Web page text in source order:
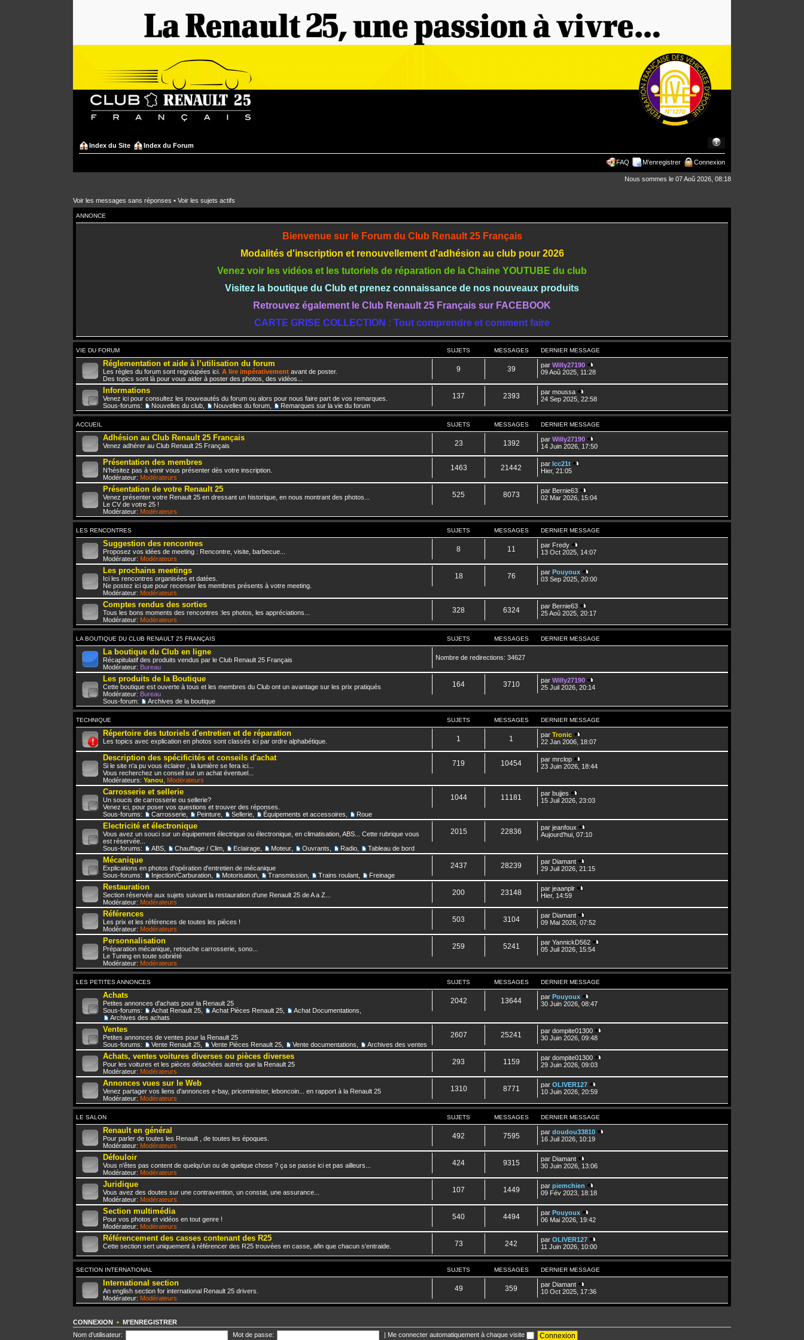
Index du Site Index du Forum
FAQ M’enregistrer Connexion
Nous sommes le 07 Aoû 2026, 08:18
Voir les messages sans réponses • Voir les sujets actifs
ANNONCE
Bienvenue sur le Forum du Club Renault 25 Français
Modalités d'inscription et renouvellement d'adhésion au club pour 2026
Venez voir les vidéos et les tutoriels de réparation de la Chaine YOUTUBE du club
Visitez la boutique du Club et prenez connaissance de nos nouveaux produits
Retrouvez également le Club Renault 25 Français sur FACEBOOK
CARTE GRISE COLLECTION : Tout comprendre et comment faire
VIE DU FORUM SUJETS MESSAGES DERNIER MESSAGE
Réglementation et aide à l’utilisation du forum
Les règles du forum sont regroupées ici. A lire impérativement avant de poster.
Des topics sont là pour vous aider à poster des photos, des vidéos...
9 39 parWilly27190
09 Aoû 2025, 11:28
Informations
Venez ici pour consultez les nouveautés du forum ou alors pour nous faire part de vos remarques.
Sous-forums:
Nouvelles du club Nouvelles du forum Remarques sur la vie du forum
137 2393 parmoussa
24 Sep 2025, 22:58
ACCUEIL SUJETS MESSAGES DERNIER MESSAGE
Adhésion au Club Renault 25 Français
Venez adhérer au Club Renault 25 Français 23 1392 parWilly27190
14 Juin 2026, 17:50
Présentation des membres
N'hésitez pas à venir vous présenter dès votre inscription.
Modérateur: Modérateurs
1463 21442 parlcc21t
Hier, 21:05
Présentation de votre Renault 25
Venez présenter votre Renault 25 en dressant un historique, en nous montrant des photos...
Le CV de votre 25 !
Modérateur: Modérateurs
525 8073 par Bernie63
02 Mar 2026, 15:04
LES RENCONTRES SUJETS MESSAGES DERNIER MESSAGE
Suggestion des rencontres
Proposez vos idées de meeting : Rencontre, visite, barbecue...
Modérateur: Modérateurs
8 11 par Fredy
13 Oct 2025, 14:07
Les prochains meetings
Ici les rencontres organisées et datées.
Ne postez ici que pour recenser les membres présents à votre meeting.
Modérateur: Modérateurs
18 76 parPouyoux
03 Sep 2025, 20:00
Comptes rendus des sorties
Tous les bons moments des rencontres :les photos, les appréciations...
Modérateur: Modérateurs
328 6324 par Bernie63
25 Aoû 2025, 20:17
LA BOUTIQUE DU CLUB RENAULT 25 FRANÇAIS SUJETS MESSAGES DERNIER MESSAGE
La boutique du Club en ligne
Récapitulatif des produits vendus par le Club Renault 25 Français
Modérateur: Bureau
Nombre de redirections: 34627
Les produits de la Boutique
Cette boutique est ouverte à tous et les membres du Club ont un avantage sur les prix pratiqués
Modérateur: Bureau
Sous-forum:
Archives de la boutique
164 3710 parWilly27190
25 Juil 2026, 20:14
TECHNIQUE SUJETS MESSAGES DERNIER MESSAGE
Répertoire des tutoriels d'entretien et de réparation
Les topics avec explication en photos sont classés ici par ordre alphabétique. 1 1 parTronic
22 Jan 2006, 18:07
Description des spécificités et conseils d'achat
Si le site n'a pu vous éclairer , la lumière se fera ici...
Vous recherchez un conseil sur un achat éventuel...
Modérateurs: Yanou Modérateurs
719 10454 parmrclop
23 Juin 2026, 18:44
Carrosserie et sellerie
Un soucis de carrosserie ou sellerie?
Venez ici, pour poser vos questions et trouver des réponses.
Sous-forums:
Carrosserie Peinture Sellerie Équipements et accessoires Roue
1044 11181 parbujjes
15 Juil 2026, 23:03
Electricité et électronique
Vous avez un souci sur un équipement électrique ou électronique, en climatisation, ABS... Cette rubrique vous
est réservée...
Sous-forums:
ABS Chauffage / Clim Eclairage Moteur Ouvrants Radio Tableau de bord
2015 22836 parjeanfoux
Aujourd’hui, 07:10
Mécanique
Explications en photos d'opération d'entretien de mécanique
Sous-forums:
Injection/Carburation Motorisation Transmission Trains roulant Freinage
2437 28239 par Diamant
29 Juil 2026, 21:15
Restauration
Section réservée aux sujets suivant la restauration d'une Renault 25 de A a Z...
Modérateur: Modérateurs
200 23148 parjeaanplr
Hier, 14:59
Références
Les prix et les références de toutes les pièces !
Modérateur: Modérateurs
503 3104 par Diamant
09 Mai 2026, 07:52
Personnalisation
Préparation mécanique, retouche carrosserie, sono...
Le Tuning en toute sobriété
Modérateur: Modérateurs
259 5241 parYannickD562
05 Juil 2026, 15:54
LES PETITES ANNONCES SUJETS MESSAGES DERNIER MESSAGE
Achats
Petites annonces d'achats pour la Renault 25
Sous-forums:
Achat Renault 25 Achat Pièces Renault 25 Achat Documentations
Archives des achats
2042 13644 parPouyoux
30 Juin 2026, 08:47
Ventes
Petites annonces de ventes pour la Renault 25
Sous-forums:
Vente Renault 25 Vente Pièces Renault 25 Vente documentations Archives des ventes
2607 25241 pardompite01300
30 Juin 2026, 09:48
Achats, ventes voitures diverses ou pièces diverses
Pour les voitures et les pièces détachées autres que la Renault 25
Modérateur: Modérateurs
293 1159 pardompite01300
29 Juin 2026, 09:03
Annonces vues sur le Web
Venez partager vos liens d'annonces e-bay, priceminister, leboncoin... en rapport à la Renault 25
Modérateur: Modérateurs
1310 8771 parOLIVER127
10 Juin 2026, 20:59
LE SALON SUJETS MESSAGES DERNIER MESSAGE
Renault en général
Pour parler de toutes les Renault , de toutes les époques.
Modérateur: Modérateurs
492 7595 pardoudou33810
16 Juil 2026, 10:19
Défouloir
Vous n'êtes pas content de quelqu'un ou de quelque chose ? ça se passe ici et pas ailleurs...
Modérateur: Modérateurs
424 9315 par Diamant
30 Juin 2026, 13:06
Juridique
Vous avez des doutes sur une contravention, un constat, une assurance...
Modérateur: Modérateurs
107 1449 parpiemchien
09 Fév 2023, 18:18
Section multimédia
Pour vos photos et vidéos en tout genre !
Modérateur: Modérateurs
540 4494 parPouyoux
06 Mai 2026, 19:42
Référencement des casses contenant des R25
Cette section sert uniquement à référencer des R25 trouvées en casse, afin que chacun s'entraide. 73 242 parOLIVER127
11 Juin 2026, 10:00
SECTION INTERNATIONAL SUJETS MESSAGES DERNIER MESSAGE
International section
An english section for international Renault 25 drivers.
Modérateur: Modérateurs
49 359 par Diamant
10 Oct 2025, 17:36
CONNEXION • M’ENREGISTRER
Nom d’utilisateur:
Mot de passe: Me connecter automatiquement à chaque visite